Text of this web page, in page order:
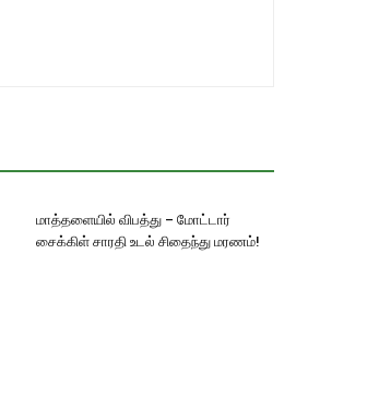
மாத்தளையில் விபத்து – மோட்டார்
சைக்கிள் சாரதி உடல் சிதைந்து மரணம்!